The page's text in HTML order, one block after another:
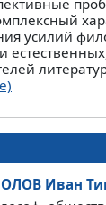
усилий
Иван